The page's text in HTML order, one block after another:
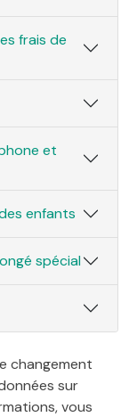
frais de
et
enfants
spécial
changement
sur
vous